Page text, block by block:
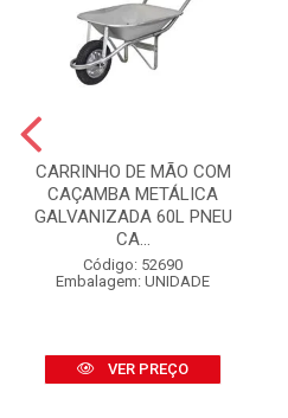
CARRINHO DE MÃO COM
CAÇAMBA METÁLICA
GALVANIZADA 60L PNEU
CA...
Código: 52690
Embalagem: UNIDADE
VER PREÇO